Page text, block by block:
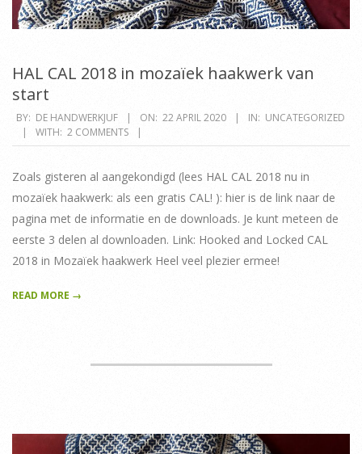
HAL CAL 2018 in mozaïek haakwerk van
start
2020-
04-
BY: DE HANDWERKJUF ON: 22 APRIL 2020 IN: UNCATEGORIZED
WITH: 2 COMMENTS
Zoals gisteren al aangekondigd (lees HAL CAL 2018 nu in
mozaïek haakwerk: als een gratis CAL! ): hier is de link naar de
pagina met de informatie en de downloads. Je kunt meteen de
eerste 3 delen al downloaden. Link: Hooked and Locked CAL
2018 in Mozaïek haakwerk Heel veel plezier ermee!
READ MORE →